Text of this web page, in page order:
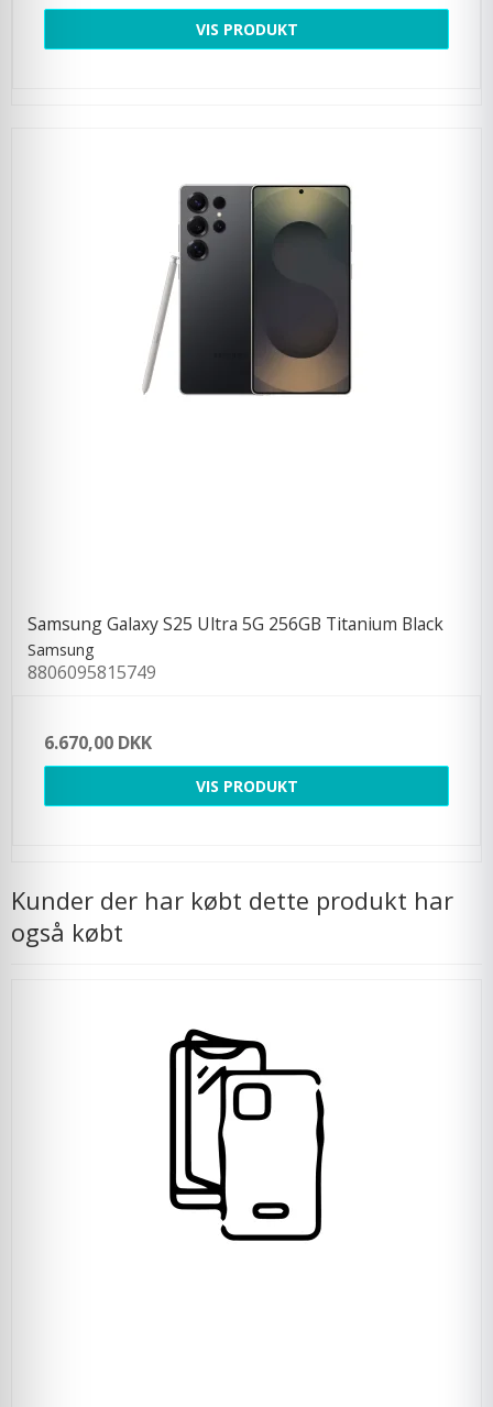
VIS PRODUKT
Samsung Galaxy S25 Ultra 5G 256GB Titanium Black
Samsung
8806095815749
6.670,00 DKK
VIS PRODUKT
Kunder der har købt dette produkt har
også købt